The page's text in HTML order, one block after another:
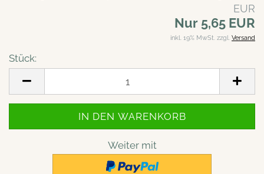
EUR
Nur 5,65 EUR
inkl. 19% MwSt. zzgl. Versand
Stück:
Weiter mit